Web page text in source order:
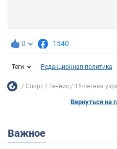
0 1540
Теги Редакционная политика
Спорт Теннис 15-летняя
Вернуться на
Важное